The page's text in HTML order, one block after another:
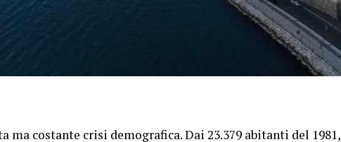
ma costante crisi demografica. Dai 23.379 abitanti del 1981,